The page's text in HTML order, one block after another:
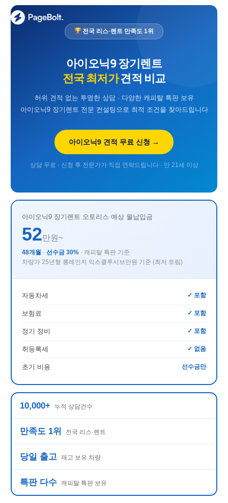
전국 리스·렌트 만족도 1위
아이오닉9 장기렌트
전국 최저가견적 비교
허위 견적 없는 투명한 상담 · 다양한 캐피탈 특판 보유
아이오닉9 장기렌트 전문 컨설팅으로 최적 조건을 찾아드립니다
아이오닉9 견적 무료 신청 →
상담 무료 · 신청 후 전문가가 직접 연락드립니다 · 만 21세 이상
아이오닉9 장기렌트 오토리스 예상 월납입금
52만원~
48개월 · 선수금 30%· 캐피탈 특판 기준
차량가 25년형 롱레인지 익스클루시브만원 기준 (최저 트림)
자동차세 ✓ 포함
보험료 ✓ 포함
정기 정비 ✓ 포함
취등록세 ✓ 없음
초기 비용 선수금만
10,000+ 누적 상담건수
만족도 1위 전국 리스·렌트
당일 출고 재고 보유 차량
특판 다수 캐피탈 특판 보유